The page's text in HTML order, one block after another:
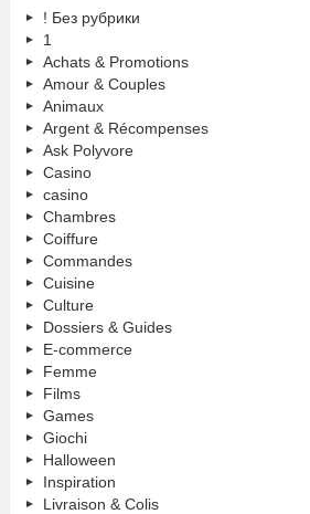
! Без рубрики
1
Achats & Promotions
Amour & Couples
Animaux
Argent & Récompenses
Ask Polyvore
Casino
casino
Chambres
Coiffure
Commandes
Cuisine
Culture
Dossiers & Guides
E-commerce
Femme
Films
Games
Giochi
Halloween
Inspiration
Livraison & Colis